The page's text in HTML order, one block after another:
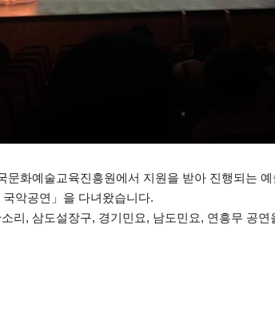
문화예술교육진흥원에서 지원을 받아 진행되는
악공연」을 다녀왔습니다.
리, 삼도설장구, 경기민요, 남도민요, 연흥무 공